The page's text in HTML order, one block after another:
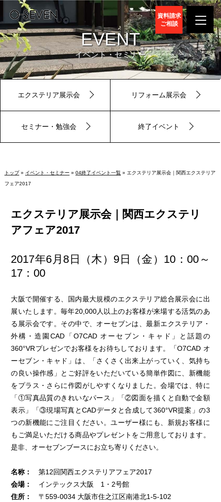
資料請求
ご相談
EVENT
イベント・セミナー
エクステリア展示会 リフォーム展示会
セミナー・勉強会 終了イベント
トップ» イベント・セミナー » 04終了イベント一覧» エクステリア展示会｜関西エクステリア
フェア2017
エクステリア展示会｜関西エクステリ
アフェア2017
2017年6月8日（木）9日（金）10：00～
17：00
大阪で開催する、国内最大規模のエクステリア総合展示会に出
展いたします。毎年20,000人以上のお客様が来場する活気のあ
る展示会です。その中で、オーセブンは、最新エクステリア・
外構・造園CAD「O7CAD オーセブン・キャド」と話題の
360°VRプレゼンでお客様をお待ちしております。「O7CAD オ
ーセブン・キャド」は、「さくさく出来上がっていく、気持ち
の良い操作感」とご好評をいただいている簡単作図に、新機能
をプラス・さらに作図がしやすくなりました。会場では、特に
「①写真品質のきれいなパース」「②図面を描くと自動で金額
表示」「③現場写真とCADデータと合成して360°VR提案」の3
つの新機能にご注目ください。ユーザー様にも、新規お客様に
もご満足いただける商品やプレゼントをご用意しております。
是非、オーセブンブースにお立ち寄りください。
名称：第12回関西エクステリアフェア2017
会場： インテックス大阪 1・2号館
住所： 〒559-0034 大阪市住之江区南港北1-5-102